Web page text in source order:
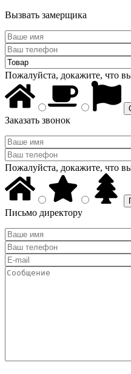
Вызвать замерщика
Пожалуйста, докажите, что
Заказать звонок
Пожалуйста, докажите, что
Письмо директору